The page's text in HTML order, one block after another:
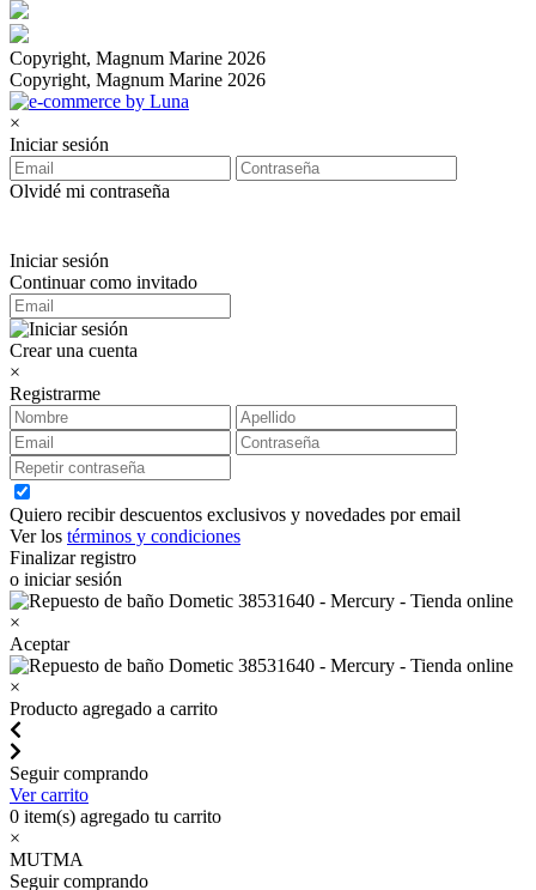
Copyright, Magnum Marine 2026
Copyright, Magnum Marine 2026
×
Iniciar sesión
Olvidé mi contraseña
Iniciar sesión
Continuar como invitado
Crear una cuenta
×
Registrarme
Quiero recibir descuentos exclusivos y novedades por email
Ver los términos y condiciones
Finalizar registro
o iniciar sesión
×
Aceptar
×
Producto agregado a carrito
Seguir comprando
Ver carrito
0 item(s) agregado tu carrito
×
MUTMA
Seguir comprando